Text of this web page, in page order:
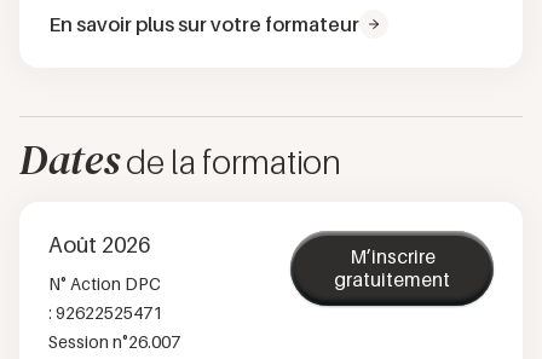
En savoir plus sur votre formateur
Datesde la formation
Août 2026
N° Action DPC
: 92622525471
Session n°26.007
M’inscrire
gratuitement